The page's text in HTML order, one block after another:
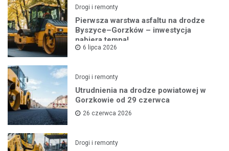
Drogi i remonty
Pierwsza warstwa asfaltu na drodze
Byszyce–Gorzków – inwestycja
nabiera tempa!
6 lipca 2026
Drogi i remonty
Utrudnienia na drodze powiatowej w
Gorzkowie od 29 czerwca
26 czerwca 2026
Drogi i remonty